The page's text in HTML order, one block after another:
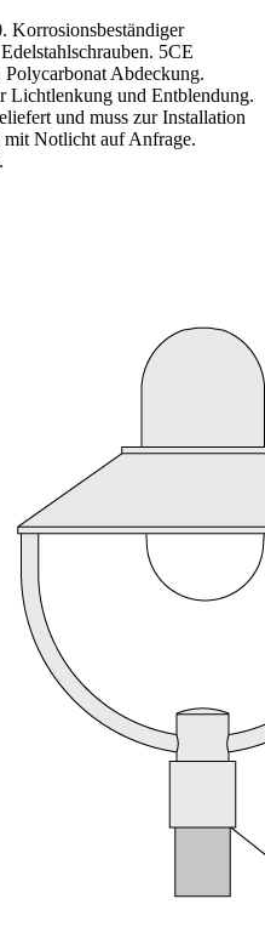
5CE
Abdeckung.
und Entblendung.
und muss zur Installation
Notlicht auf Anfrage.